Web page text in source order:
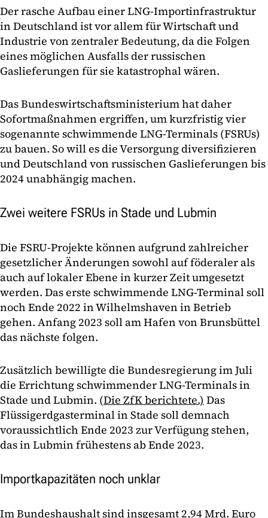
Der rasche Aufbau einer LNG-Importinfrastruktur
in Deutschland ist vor allem für Wirtschaft und
Industrie von zentraler Bedeutung, da die Folgen
eines möglichen Ausfalls der russischen
Gaslieferungen für sie katastrophal wären.
Das Bundeswirtschaftsministerium hat daher
Sofortmaßnahmen ergriffen, um kurzfristig vier
sogenannte schwimmende LNG-Terminals (FSRUs)
zu bauen. So will es die Versorgung diversifizieren
und Deutschland von russischen Gaslieferungen bis
2024 unabhängig machen.
Zwei weitere FSRUs in Stade und Lubmin
Die FSRU-Projekte können aufgrund zahlreicher
gesetzlicher Änderungen sowohl auf föderaler als
auch auf lokaler Ebene in kurzer Zeit umgesetzt
werden. Das erste schwimmende LNG-Terminal soll
noch Ende 2022 in Wilhelmshaven in Betrieb
gehen. Anfang 2023 soll am Hafen von Brunsbüttel
das nächste folgen.
Zusätzlich bewilligte die Bundesregierung im Juli
die Errichtung schwimmender LNG-Terminals in
Stade und Lubmin. (Die ZfK berichtete.) Das
Flüssigerdgasterminal in Stade soll demnach
voraussichtlich Ende 2023 zur Verfügung stehen,
das in Lubmin frühestens ab Ende 2023.
Importkapazitäten noch unklar
Im Bundeshaushalt sind insgesamt 2,94 Mrd. Euro